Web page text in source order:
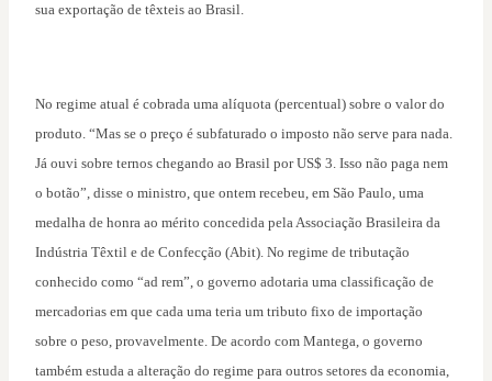
sua exportação de têxteis ao Brasil.
No regime atual é cobrada uma alíquota (percentual) sobre o valor do
produto. “Mas se o preço é subfaturado o imposto não serve para nada.
Já ouvi sobre ternos chegando ao Brasil por US$ 3. Isso não paga nem
o botão”, disse o ministro, que ontem recebeu, em São Paulo, uma
medalha de honra ao mérito concedida pela Associação Brasileira da
Indústria Têxtil e de Confecção (Abit). No regime de tributação
conhecido como “ad rem”, o governo adotaria uma classificação de
mercadorias em que cada uma teria um tributo fixo de importação
sobre o peso, provavelmente. De acordo com Mantega, o governo
também estuda a alteração do regime para outros setores da economia,